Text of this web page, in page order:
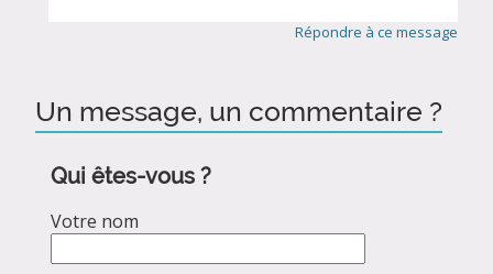
Répondre à ce message
Un message, un commentaire ?
Qui êtes-vous ?
Votre nom